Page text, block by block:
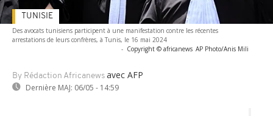
Des avocats tunisiens participent à une manifestation contre les récentes
arrestations de leurs confrères, à Tunis, le 16 mai 2024
- Copyright © africanews AP Photo/Anis Mili
By Rédaction Africanews avec AFP
Dernière MAJ: 06/05 - 14:59
TUNISIE